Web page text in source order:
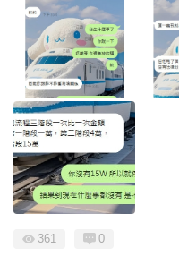
361 0